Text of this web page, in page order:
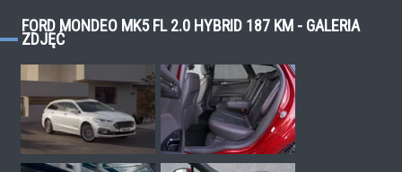
FORD MONDEO MK5 FL 2.0 HYBRID 187 KM - GALERIA
ZDJĘĆ